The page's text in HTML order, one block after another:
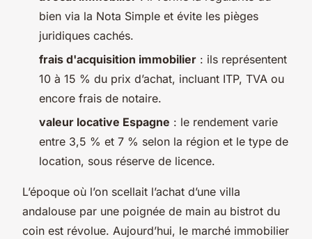
bien via la Nota Simple et évite les pièges
juridiques cachés.
frais d'acquisition immobilier : ils représentent
10 à 15 % du prix d’achat, incluant ITP, TVA ou
encore frais de notaire.
valeur locative Espagne : le rendement varie
entre 3,5 % et 7 % selon la région et le type de
location, sous réserve de licence.
L’époque où l’on scellait l’achat d’une villa
andalouse par une poignée de main au bistrot du
coin est révolue. Aujourd’hui, le marché immobilier